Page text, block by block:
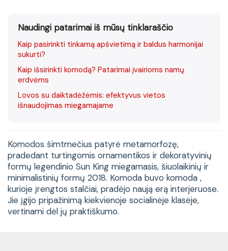
Naudingi patarimai iš mūsų tinklaraščio
Kaip pasirinkti tinkamą apšvietimą ir baldus harmonijai
sukurti?
Kaip išsirinkti komodą? Patarimai įvairioms namų
erdvėms
Lovos su daiktadėžėmis: efektyvus vietos
išnaudojimas miegamajame
Komodos šimtmečius patyrė metamorfozę,
pradedant turtingomis ornamentikos ir dekoratyvinių
formų legendinio Sun King miegamasis, šiuolaikinių ir
minimalistinių formų 2018. Komoda buvo komoda ,
kurioje įrengtos stalčiai, pradėjo naują erą interjeruose.
Jie įgijo pripažinimą kiekvienoje socialinėje klasėje,
vertinami dėl jų praktiškumo.